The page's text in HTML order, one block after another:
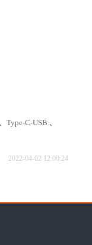
C-USB 、
2022-04-02 12:00:24